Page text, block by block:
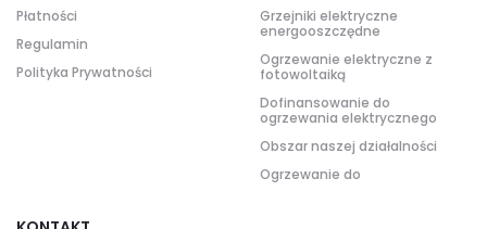
Płatności
Regulamin
Polityka Prywatności
Grzejniki elektryczne
energooszczędne
Ogrzewanie elektryczne z
fotowoltaiką
Dofinansowanie do
ogrzewania elektrycznego
Obszar naszej działalności
Ogrzewanie do